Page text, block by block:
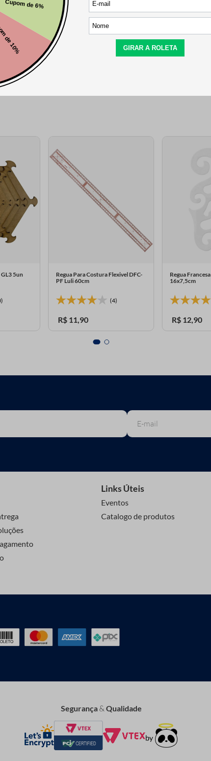
Este produto ainda não tem perguntas
SEJA O PRIMEIRO A PERGUNTAR
5un
Regua Para Costura Flexivel DFC-
PF Luli 60cm
(4)
R$ 11,90
Regua
16x7,5cm
R$ 12,90
Links Úteis
Eventos
Catalogo de produtos
Segurança&Qualidade